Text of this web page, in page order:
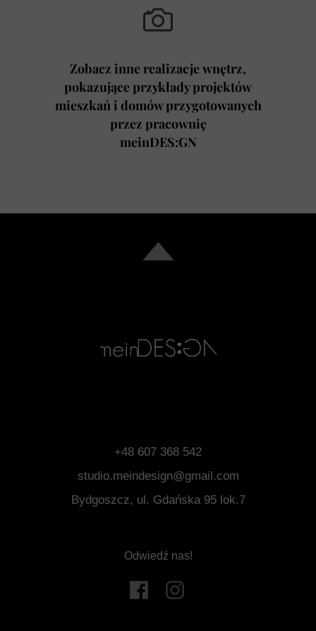
Zobacz inne realizacje wnętrz,
pokazujące przykłady projektów
mieszkań i domów przygotowanych
przez pracownię
meinDES:GN
+48 607 368 542
studio.meindesign@gmail.com
Bydgoszcz, ul. Gdańska 95 lok.7
Odwiedź nas!